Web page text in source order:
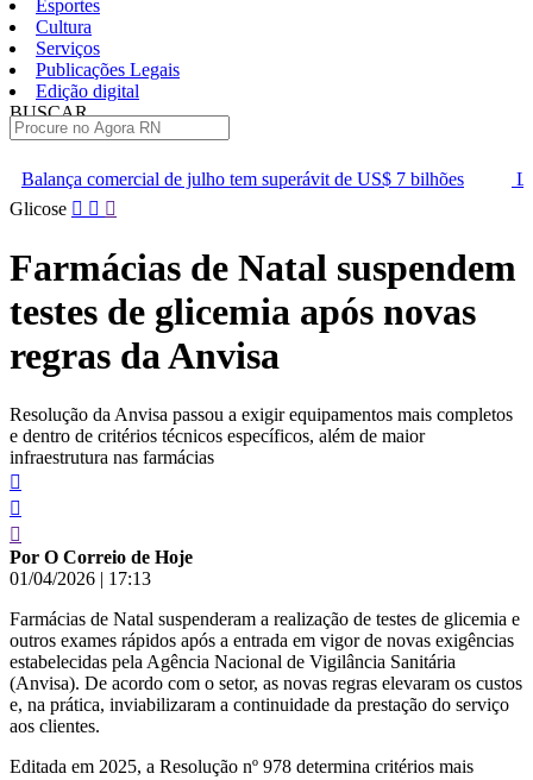
Esportes
Cultura
Serviços
Publicações Legais
Edição digital
BUSCAR
julho tem superávit de US$ 7 bilhões
Lei que aumenta
Pular
conteúdo
Glicose
Farmácias de Natal suspendem
testes de glicemia após novas
regras da Anvisa
Resolução da Anvisa passou a exigir equipamentos mais completos
e dentro de critérios técnicos específicos, além de maior
infraestrutura nas farmácias
Por O Correio de Hoje
01/04/2026 | 17:13
Farmácias de Natal suspenderam a realização de testes de glicemia e
outros exames rápidos após a entrada em vigor de novas exigências
estabelecidas pela Agência Nacional de Vigilância Sanitária
(Anvisa). De acordo com o setor, as novas regras elevaram os custos
e, na prática, inviabilizaram a continuidade da prestação do serviço
aos clientes.
Editada em 2025, a Resolução nº 978 determina critérios mais